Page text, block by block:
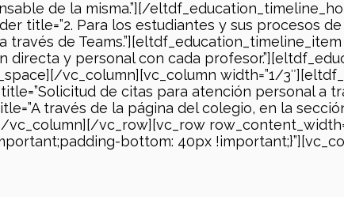
de la misma.”][/
title=”2. Para los estudiantes y sus procesos
de
directa y personal con cada
vc_column][vc_column width=”1/
de citas para atención personal a
través de la página del colegio, en la sección
vc_row][vc_row
bottom: 40px